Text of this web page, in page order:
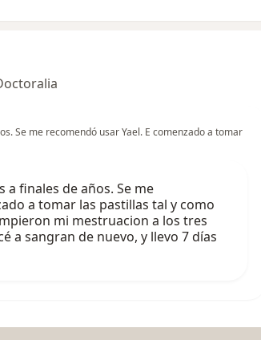
Se me recomendó usar Yael. E comenzado a tomar
finales de años. Se me
a tomar las pastillas tal y como
mi mestruacion a los tres
a sangran de nuevo, y llevo 7 días